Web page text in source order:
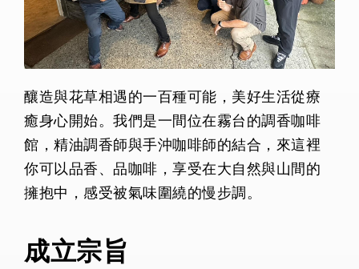
釀造與花草相遇的一百種可能，美好生活從療
癒身心開始。我們是一間位在霧台的調香咖啡
館，精油調香師與手沖咖啡師的結合，來這裡
你可以品香、品咖啡，享受在大自然與山間的
擁抱中，感受被氣味圍繞的慢步調。
成立宗旨